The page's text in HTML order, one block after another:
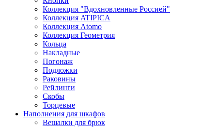
Коллекция "Вдохновленные Россией"
Коллекция ATIPICA
Коллекция Atomo
Коллекция Геометрия
Кольца
Накладные
Погонаж
Подложки
Раковины
Рейлинги
Скобы
Торцевые
Наполнения для шкафов
Вешалки для брюк